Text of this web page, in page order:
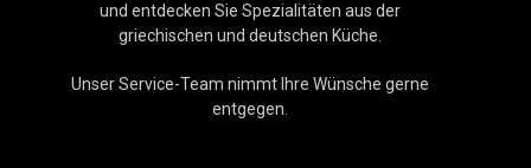
und entdecken Sie Spezialitäten aus der
griechischen und deutschen Küche.
Unser Service-Team nimmt Ihre Wünsche gerne
entgegen.